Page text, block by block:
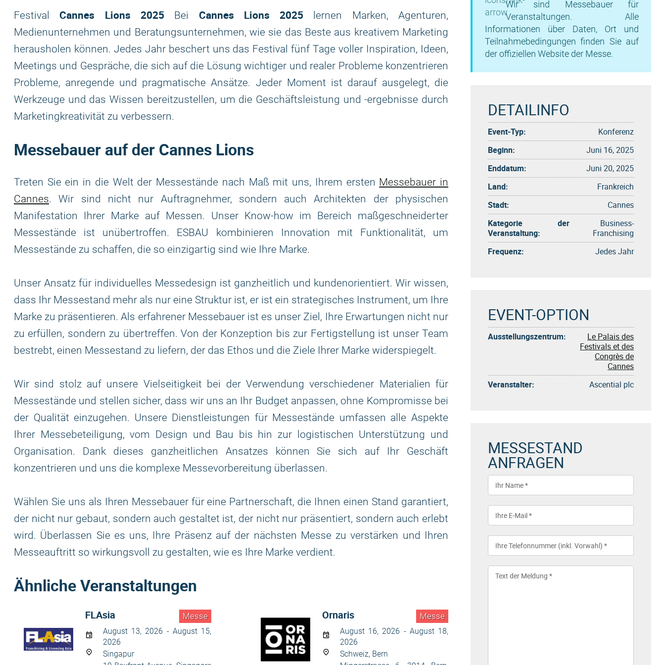
FestivalCannes Lions 2025Bei Cannes Lions 2025 lernen Marken, Agenturen,
Medienunternehmen und Beratungsunternehmen, wie sie das Beste aus kreativem Marketing
herausholen können. Jedes Jahr beschert uns das Festival fünf Tage voller Inspiration, Ideen,
Meetings und Gespräche, die sich auf die Lösung wichtiger und realer Probleme konzentrieren
Probleme, anregende und pragmatische Ansätze. Jeder Moment ist darauf ausgelegt, die
Werkzeuge und das Wissen bereitzustellen, um die Geschäftsleistung und -ergebnisse durch
Marketingkreativität zu verbessern.
Messebauer auf der Cannes Lions
Treten Sie ein in die Welt der Messestände nach Maß mit uns, Ihrem ersten Messebauer in
Cannes. Wir sind nicht nur Auftragnehmer, sondern auch Architekten der physischen
Manifestation Ihrer Marke auf Messen. Unser Know-how im Bereich maßgeschneiderter
Messestände ist unübertroffen. ESBAU kombinieren Innovation mit Funktionalität, um
Messestände zu schaffen, die so einzigartig sind wie Ihre Marke.
Unser Ansatz für individuelles Messedesign ist ganzheitlich und kundenorientiert. Wir wissen,
dass Ihr Messestand mehr als nur eine Struktur ist, er ist ein strategisches Instrument, um Ihre
Marke zu präsentieren. Als erfahrener Messebauer ist es unser Ziel, Ihre Erwartungen nicht nur
zu erfüllen, sondern zu übertreffen. Von der Konzeption bis zur Fertigstellung ist unser Team
bestrebt, einen Messestand zu liefern, der das Ethos und die Ziele Ihrer Marke widerspiegelt.
Wir sind stolz auf unsere Vielseitigkeit bei der Verwendung verschiedener Materialien für
Messestände und stellen sicher, dass wir uns an Ihr Budget anpassen, ohne Kompromisse bei
der Qualität einzugehen. Unsere Dienstleistungen für Messestände umfassen alle Aspekte
Ihrer Messebeteiligung, vom Design und Bau bis hin zur logistischen Unterstützung und
Organisation. Dank dieses ganzheitlichen Ansatzes können Sie sich auf Ihr Geschäft
konzentrieren und uns die komplexe Messevorbereitung überlassen.
Wählen Sie uns als Ihren Messebauer für eine Partnerschaft, die Ihnen einen Stand garantiert,
der nicht nur gebaut, sondern auch gestaltet ist, der nicht nur präsentiert, sondern auch erlebt
wird. Überlassen Sie es uns, Ihre Präsenz auf der nächsten Messe zu verstärken und Ihren
Messeauftritt so wirkungsvoll zu gestalten, wie es Ihre Marke verdient.
Ähnliche Veranstaltungen
Messe
FLAsia
August 13, 2026 - August 15,
2026
Singapur
Messe
Ornaris
August 16, 2026 - August 18,
2026
Schweiz, Bern
Wir sind Messebauer für
Veranstaltungen. Alle
Informationen über Daten, Ort und
Teilnahmebedingungen finden Sie auf
der offiziellen Website der Messe.
DETAILINFO
Event-Typ:
Konferenz
Beginn:
Juni 16, 2025
Enddatum:
Juni 20, 2025
Land:
Frankreich
Stadt:
Cannes
Kategorie der
Veranstaltung:
Business-
Franchising
Frequenz:
Jedes Jahr
EVENT-OPTION
Ausstellungszentrum:
Le Palais des
Festivals et des
Congrès de
Cannes
Veranstalter:
Ascential plc
MESSESTAND
ANFRAGEN